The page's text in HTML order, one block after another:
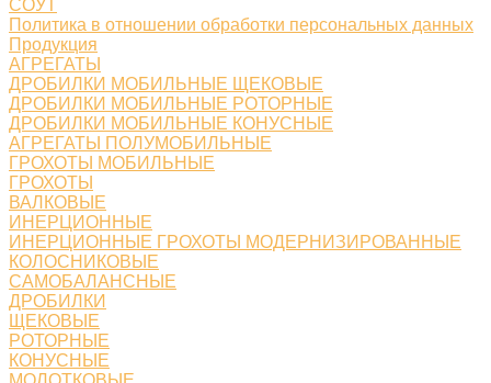
СОУТ
Политика в отношении обработки персональных данных
Продукция
АГРЕГАТЫ
ДРОБИЛКИ МОБИЛЬНЫЕ ЩЕКОВЫЕ
ДРОБИЛКИ МОБИЛЬНЫЕ РОТОРНЫЕ
ДРОБИЛКИ МОБИЛЬНЫЕ КОНУСНЫЕ
АГРЕГАТЫ ПОЛУМОБИЛЬНЫЕ
ГРОХОТЫ МОБИЛЬНЫЕ
ГРОХОТЫ
ВАЛКОВЫЕ
ИНЕРЦИОННЫЕ
ИНЕРЦИОННЫЕ ГРОХОТЫ МОДЕРНИЗИРОВАННЫЕ
КОЛОСНИКОВЫЕ
САМОБАЛАНСНЫЕ
ДРОБИЛКИ
ЩЕКОВЫЕ
РОТОРНЫЕ
КОНУСНЫЕ